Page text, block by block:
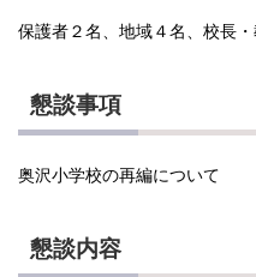
保護者２名、地域４名、校長
懇談事項
奥沢小学校の再編について
懇談内容